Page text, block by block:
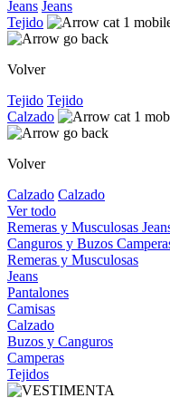
Jeans Jeans
Tejido
Volver
Tejido Tejido
Calzado
Volver
Calzado Calzado
Ver todo
Remeras y Musculosas
Canguros y Buzos
Remeras y Musculosas
Jeans
Pantalones
Camisas
Calzado
Buzos y Canguros
Camperas
Tejidos